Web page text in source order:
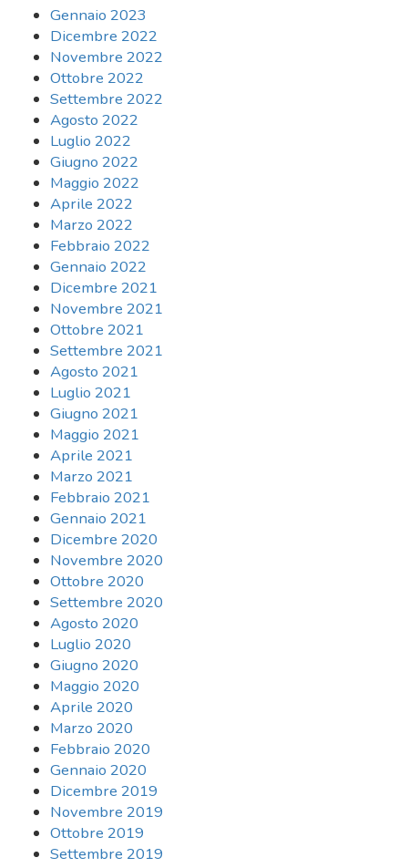
Gennaio 2023
Dicembre 2022
Novembre 2022
Ottobre 2022
Settembre 2022
Agosto 2022
Luglio 2022
Giugno 2022
Maggio 2022
Aprile 2022
Marzo 2022
Febbraio 2022
Gennaio 2022
Dicembre 2021
Novembre 2021
Ottobre 2021
Settembre 2021
Agosto 2021
Luglio 2021
Giugno 2021
Maggio 2021
Aprile 2021
Marzo 2021
Febbraio 2021
Gennaio 2021
Dicembre 2020
Novembre 2020
Ottobre 2020
Settembre 2020
Agosto 2020
Luglio 2020
Giugno 2020
Maggio 2020
Aprile 2020
Marzo 2020
Febbraio 2020
Gennaio 2020
Dicembre 2019
Novembre 2019
Ottobre 2019
Settembre 2019